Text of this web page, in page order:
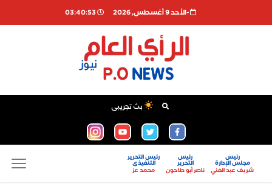
-اﻷحد 9 أغسطس, 2026 03:40:54
بث تجريبى
رئيس
مجلس الإدارة
شريف عبد الغني
رئيس
التحرير
ناصر أبو طاحون
رئيس التحرير
التنفيذى
محمد عز